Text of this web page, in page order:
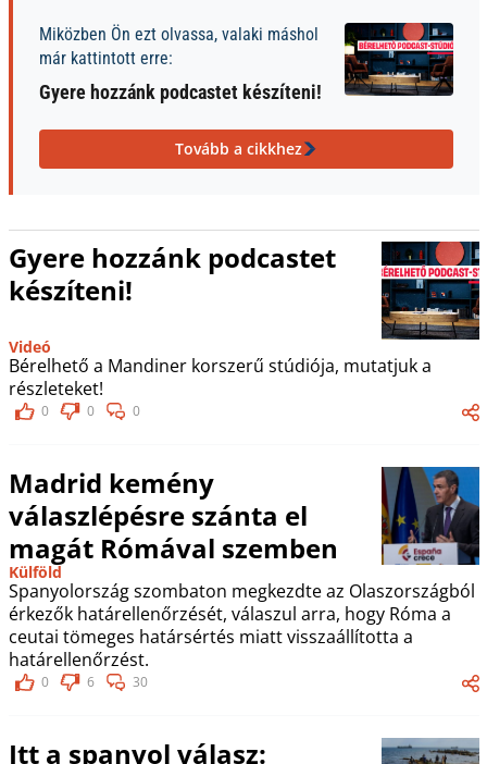
Miközben Ön ezt olvassa, valaki máshol
már kattintott erre:
Gyere hozzánk podcastet készíteni!
Tovább a cikkhez
Gyere hozzánk podcastet
készíteni!
Videó
Bérelhető a Mandiner korszerű stúdiója, mutatjuk a
részleteket!
0 0 0
Madrid kemény
válaszlépésre szánta el
magát Rómával szemben
Külföld
Spanyolország szombaton megkezdte az Olaszországból
érkezők határellenőrzését, válaszul arra, hogy Róma a
ceutai tömeges határsértés miatt visszaállította a
határellenőrzést.
0 6 30
Itt a spanyol válasz: